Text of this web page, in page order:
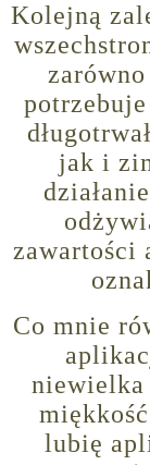
Kolejną
jak i
zawartości
Co mnie
niewielka
lubię